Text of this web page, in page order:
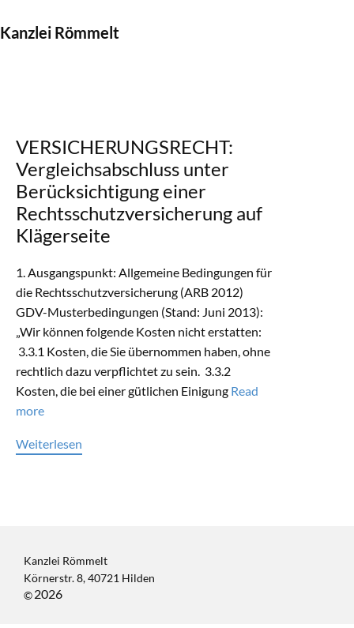
Kanzlei Römmelt
VERSICHERUNGSRECHT:
Vergleichsabschluss unter
Berücksichtigung einer
Rechtsschutzversicherung auf
Klägerseite
1. Ausgangspunkt: Allgemeine Bedingungen für
die Rechtsschutzversicherung (ARB 2012)
GDV-Musterbedingungen (Stand: Juni 2013):
„Wir können folgende Kosten nicht erstatten:
3.3.1 Kosten, die Sie übernommen haben, ohne
rechtlich dazu verpflichtet zu sein. 3.3.2
Kosten, die bei einer gütlichen Einigung Read
more
Weiterlesen
Kanzlei Römmelt
Körnerstr. 8, 40721 Hilden
©2026